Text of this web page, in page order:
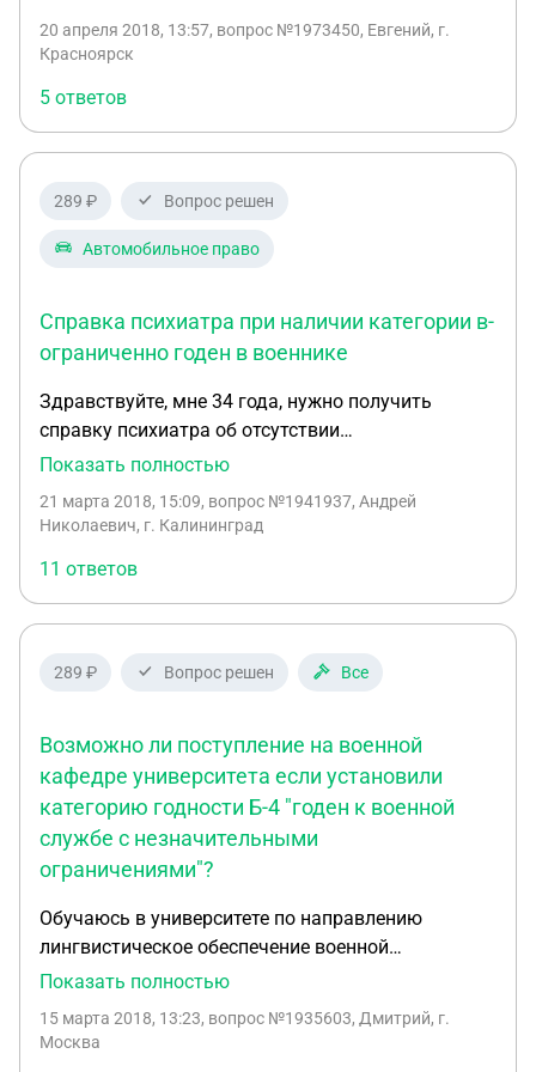
гипертензионный с-мы. А кардиолог:
Риск 2 (средний), Пролапс митрального клапана 1
степени с минимальной регургитацией. Я уже
задовал вопрос берут ли с такими диагнозами в
20 апреля 2018, 13:57, вопрос №1973450, Евгений, г.
Красноярск
5 ответов
289 ₽ Вопрос решен
Автомобильное право
Справка психиатра при наличии категории в-
ограниченно годен в военнике
Здравствуйте, мне 34 года, нужно получить
справку психиатра об отсутствии
противопоказаний на управление транспортными
В - ограниченно годен. Может ли врач-психиатр
записи? Обязан ли я вообще предоставлять
военный билет по его требованию? Что он в праве
требовать - выписки из военкомата или
прохождение каких-то дополнительных
Показать полностью
21 марта 2018, 15:09, вопрос №1941937, Андрей
Николаевич, г. Калининград
11 ответов
289 ₽ Вопрос решен Все
Возможно ли поступление на военной
кафедре университета если установили
категорию годности Б-4 "годен к военной
службе с незначительными
ограничениями"?
Обучаюсь в университете по направлению
лингвистическое обеспечение военной
деятельности. В университете есть военная
переводчик". Должны выдать направление в
Показать полностью
15 марта 2018, 13:23, вопрос №1935603, Дмитрий, г.
Москва